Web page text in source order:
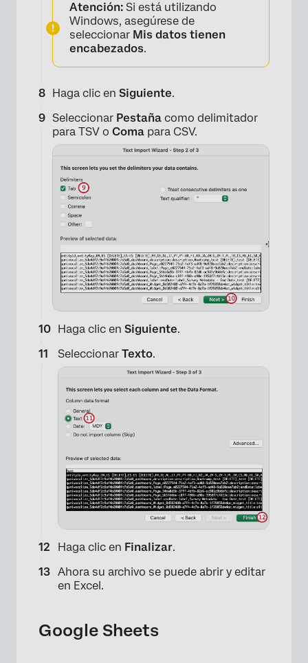
×
×
Atención: Si está utilizando
Windows, asegúrese de
seleccionar Mis datos tienen
encabezados.
Haga clic en Siguiente.
Seleccionar Pestaña como delimitador
para TSV o Coma para CSV.
Haga clic en Siguiente.
Seleccionar Texto.
Haga clic en Finalizar.
Ahora su archivo se puede abrir y editar
en Excel.
Google Sheets